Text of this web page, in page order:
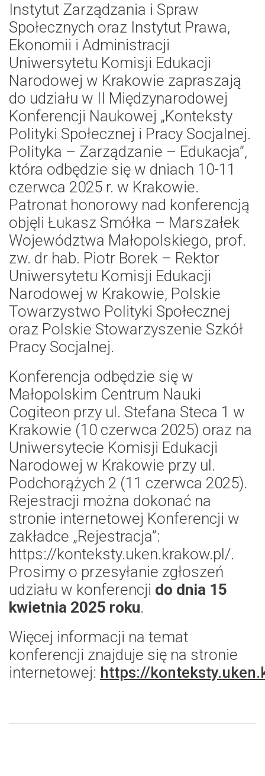
Instytut Zarządzania i Spraw
Społecznych oraz Instytut Prawa,
Ekonomii i Administracji
Uniwersytetu Komisji Edukacji
Narodowej w Krakowie zapraszają
do udziału w II Międzynarodowej
Konferencji Naukowej „Konteksty
Polityki Społecznej i Pracy Socjalnej.
Polityka – Zarządzanie – Edukacja”,
która odbędzie się w dniach 10-11
czerwca 2025 r. w Krakowie.
Patronat honorowy nad konferencją
objęli Łukasz Smółka – Marszałek
Województwa Małopolskiego, prof.
zw. dr hab. Piotr Borek – Rektor
Uniwersytetu Komisji Edukacji
Narodowej w Krakowie, Polskie
Towarzystwo Polityki Społecznej
oraz Polskie Stowarzyszenie Szkół
Pracy Socjalnej.
Konferencja odbędzie się w
Małopolskim Centrum Nauki
Cogiteon przy ul. Stefana Steca 1 w
Krakowie (10 czerwca 2025) oraz na
Uniwersytecie Komisji Edukacji
Narodowej w Krakowie przy ul.
Podchorążych 2 (11 czerwca 2025).
Rejestracji można dokonać na
stronie internetowej Konferencji w
zakładce „Rejestracja”:
https://konteksty.uken.krakow.pl/.
Prosimy o przesyłanie zgłoszeń
udziału w konferencji do dnia 15
kwietnia 2025 roku.
Więcej informacji na temat
konferencji znajduje się na stronie
internetowej: https://